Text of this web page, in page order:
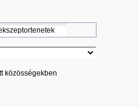
közösségekben